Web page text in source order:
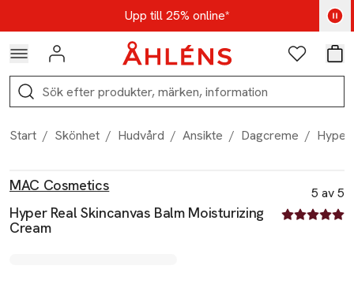
Hoppa till navigationsmenynUpp till 25% online*
Kod: AUG25 - Shoppa nu
Logga in Favoriter
Sök
Start / Skönhet / Hudvård / Ansikte / Dagcreme / Hyper
MAC Cosmetics
Hyper Real Skincanvas Balm Moisturizing
Cream
5 av 5
5 av fem